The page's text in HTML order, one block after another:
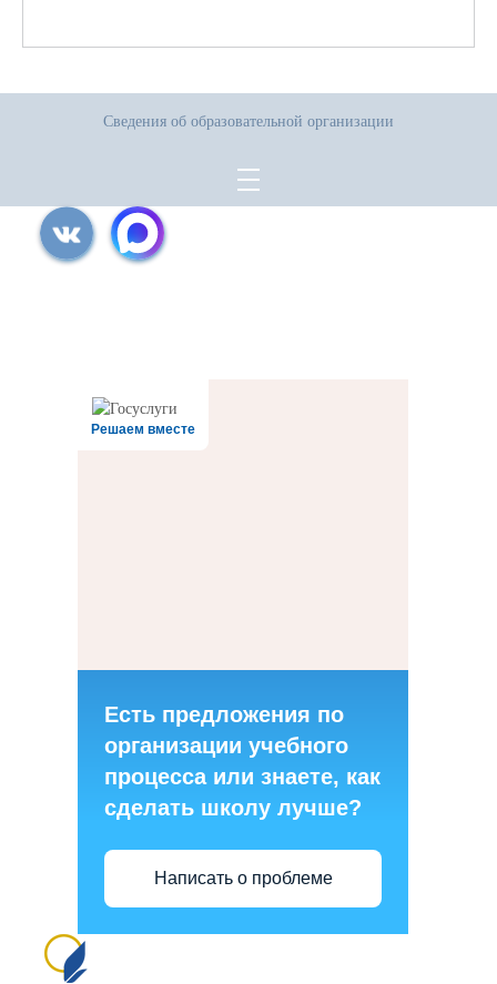
Сведения об образовательной организации
Решаем вместе
Есть предложения по
организации учебного
процесса или знаете, как
сделать школу лучше?
Написать о проблеме